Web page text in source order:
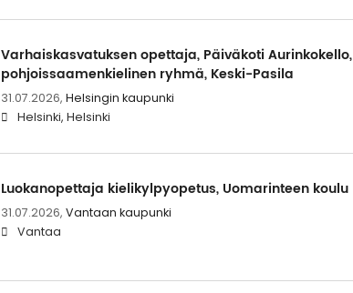
Varhaiskasvatuksen opettaja, Päiväkoti Aurinkokello,
pohjoissaamenkielinen ryhmä, Keski-Pasila
31.07.2026, Helsingin kaupunki
Helsinki, Helsinki
Luokanopettaja kielikylpyopetus, Uomarinteen koulu
31.07.2026, Vantaan kaupunki
Vantaa